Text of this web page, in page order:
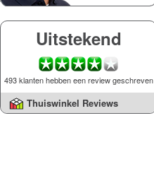
Uitstekend
493 klanten hebben een review geschreven
Thuiswinkel Reviews